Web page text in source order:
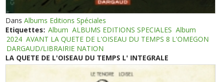
DansAlbums Editions Spéciales
Etiquettes: Album ALBUMS EDITIONS SPECIALES Album
2024 AVANT LA QUETE DE L'OISEAU DU TEMPS 8 L'OMEGON
DARGAUD/LIBRAIRIE NATION
LA QUETE DE L'OISEAU DU TEMPS L' INTEGRALE